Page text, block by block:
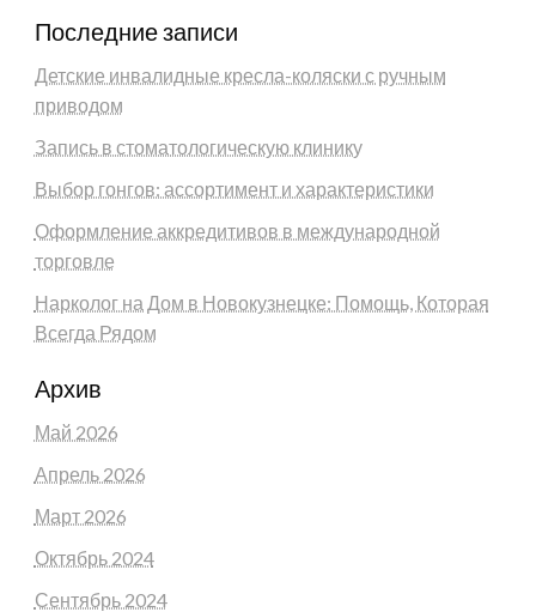
Последние записи
Детские инвалидные кресла-коляски с ручным
приводом
Запись в стоматологическую клинику
Выбор гонгов: ассортимент и характеристики
Оформление аккредитивов в международной
торговле
Нарколог на Дом в Новокузнецке: Помощь, Которая
Всегда Рядом
Архив
Май 2026
Апрель 2026
Март 2026
Октябрь 2024
Сентябрь 2024